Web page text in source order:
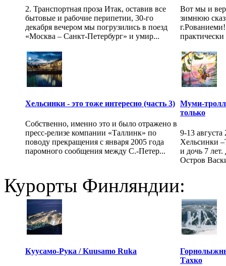
2. Транспортная проза Итак, оставив все
бытовые и рабочие перипетии, 30-го
декабря вечером мы погрузились в поезд
«Москва – Санкт-Петербург» и умир...
Вот мы и
зимнюю
Хельсинки - это тоже интересно (часть 3)
Собственно, именно это и было отражено в
пресс-релизе компании «Таллинк» по
поводу прекращения с января 2005 года
паромного сообщения между С.-Петер...
Муми-
только
9-13
Хельсинки
и дочь 7
Остров
Курорты Финляндии:
Куусамо-Рука / Kuusamo Ruka
Тахко